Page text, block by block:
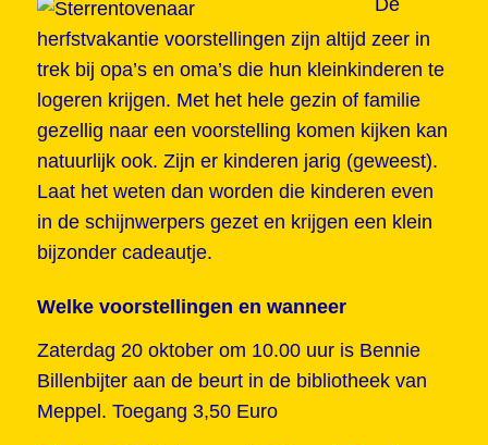
De
herfstvakantie voorstellingen zijn altijd zeer in
trek bij opa’s en oma’s die hun kleinkinderen te
logeren krijgen. Met het hele gezin of familie
gezellig naar een voorstelling komen kijken kan
natuurlijk ook. Zijn er kinderen jarig (geweest).
Laat het weten dan worden die kinderen even
in de schijnwerpers gezet en krijgen een klein
bijzonder cadeautje.
Welke voorstellingen en wanneer
Zaterdag 20 oktober om 10.00 uur is Bennie
Billenbijter aan de beurt in de bibliotheek van
Meppel. Toegang 3,50 Euro